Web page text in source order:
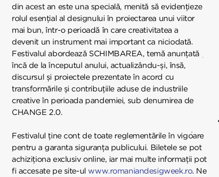
din acest an este una specială, menită să evidențieze
rolul esențial al designului în proiectarea unui viitor
mai bun, într-o perioadă în care creativitatea a
devenit un instrument mai important ca niciodată.
Festivalul abordează SCHIMBAREA, temă anunțată
încă de la începutul anului, actualizându-și, însă,
discursul și proiectele prezentate în acord cu
transformările și contribuțiile aduse de industriile
creative în perioada pandemiei, sub denumirea de
CHANGE 2.0.
Festivalul ține cont de toate reglementările în vigoare
pentru a garanta siguranța publicului. Biletele se pot
achiziționa exclusiv online, iar mai multe informații pot
fi accesate pe site-ul www.romaniandesigweek.ro. Ne